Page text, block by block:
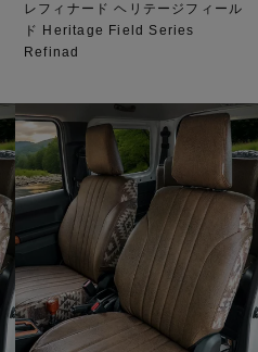
レフィナード ヘリテージフィール
ド Heritage Field Series
Refinad